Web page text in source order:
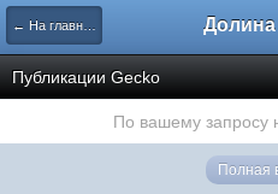
← На главную Долина
Публикации Gecko
По вашему запросу
Полная